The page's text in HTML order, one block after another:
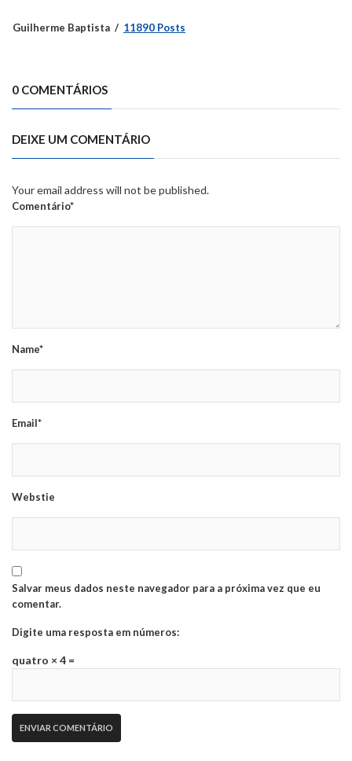
Guilherme Baptista 11890 Posts
0 COMENTÁRIOS
DEIXE UM COMENTÁRIO
Your email address will not be published.
Comentário*
Name*
Email*
Webstie
Salvar meus dados neste navegador para a próxima vez que eu
comentar.
Digite uma resposta em números:
quatro × 4 =